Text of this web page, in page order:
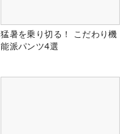
猛暑を乗り切る！ こだわり機
能派パンツ4選